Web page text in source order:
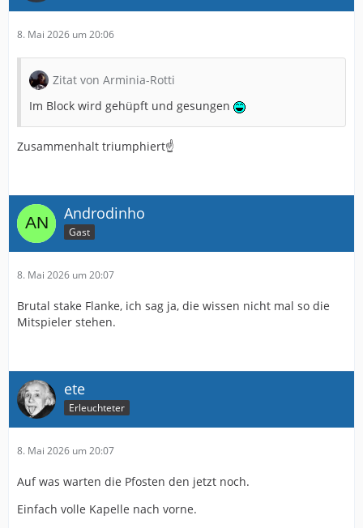
8. Mai 2026 um 20:06
Zitat von Arminia-Rotti
Im Block wird gehüpft und gesungen
Zusammenhalt triumphiert☝️
Androdinho
Gast
8. Mai 2026 um 20:07
Brutal stake Flanke, ich sag ja, die wissen nicht mal so die
Mitspieler stehen.
ete
Erleuchteter
8. Mai 2026 um 20:07
Auf was warten die Pfosten den jetzt noch.
Einfach volle Kapelle nach vorne.